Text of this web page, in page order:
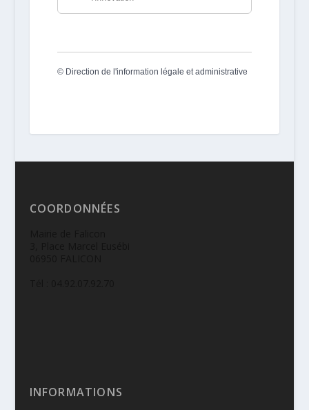
© Direction de l'information légale et administrative
COORDONNÉES
INFORMATIONS